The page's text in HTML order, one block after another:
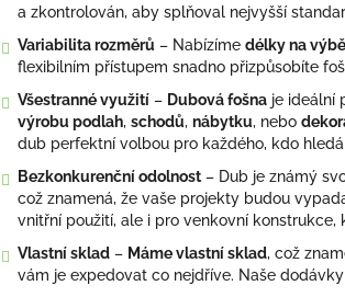
a zkontrolován, aby splňoval nejvyšší
Variabilita rozměrů – Nabízíme délky na
flexibilním přístupem snadno přizpůsobíte
Všestranné využití – Dubová fošna je ideální
výrobu podlah, schodů, nábytku, nebo
dub perfektní volbou pro každého, kdo
Bezkonkurenční odolnost – Dub je známý
což znamená, že vaše projekty budou
vnitřní použití, ale i pro venkovní
Vlastní sklad – Máme vlastní sklad, což
vám je expedovat co nejdříve. Naše